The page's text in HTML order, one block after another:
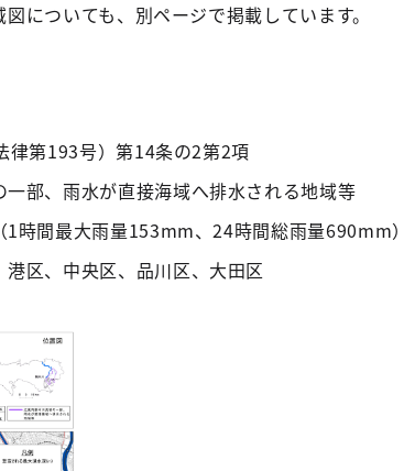
についても、別ページで掲載しています。
律第193号）第14条の2第2項
部、雨水が直接海域へ排水される地域等
時間最大雨量153mm、24時間総雨量690mm）
区、中央区、品川区、大田区